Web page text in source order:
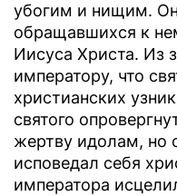
убогим и нищим.
обращавшихся к
Иисуса Христа. Из
императору, что
христианских
святого
жертву идолам, но
исповедал себя
императора